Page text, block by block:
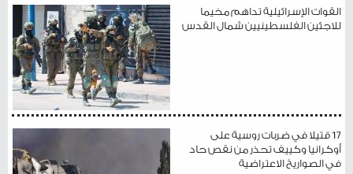
القوات الإسرائيلية تداهم مخيما
للاجئين الفلسطينيين شمال القدس
17 قتيلا في ضربات روسية على
أوكرانيا وكييف تحذر من نقص حاد
في الصواريخ الاعتراضية